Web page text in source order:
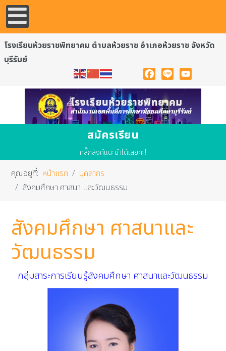
โรงเรียนห้วยราชพิทยาคม ตำบลห้วยราช อำเภอห้วยราช จังหวัด
บุรีรัมย์
Facebook
Line YouTube
สมัครเรียน
คลื๊กลิงค์แนะนำได้เลยค่ะ!
คุณอยู่ที่: หน้าแรก
บุคลากร
สังคมศึกษา ศาสนา และวัฒนธรรม
สังคมศึกษา ศาสนาและ
วัฒนธรรม
กลุ่มสาระการเรียนรู้สังคมศึกษา ศาสนาและวัฒนธรรม